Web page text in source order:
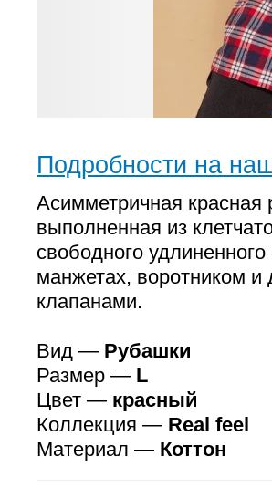
Подробности на
Асимметричная красная
выполненная из
свободного
манжетах, воротником
клапанами.
Вид — Рубашки
Размер — L
Цвет — красный
Коллекция — Real feel
Материал — Коттон